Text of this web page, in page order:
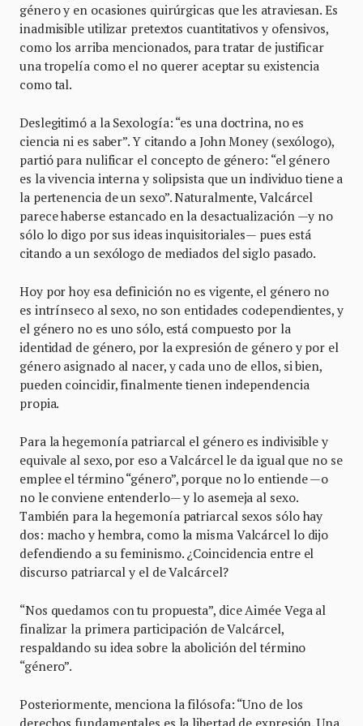
género y en ocasiones quirúrgicas que les atraviesan. Es
inadmisible utilizar pretextos cuantitativos y ofensivos,
como los arriba mencionados, para tratar de justificar
una tropelía como el no querer aceptar su existencia
como tal.
Deslegitimó a la Sexología: “es una doctrina, no es
ciencia ni es saber”. Y citando a John Money (sexólogo),
partió para nulificar el concepto de género: “el género
es la vivencia interna y solipsista que un individuo tiene a
la pertenencia de un sexo”. Naturalmente, Valcárcel
parece haberse estancado en la desactualización —y no
sólo lo digo por sus ideas inquisitoriales— pues está
citando a un sexólogo de mediados del siglo pasado.
Hoy por hoy esa definición no es vigente, el género no
es intrínseco al sexo, no son entidades codependientes, y
el género no es uno sólo, está compuesto por la
identidad de género, por la expresión de género y por el
género asignado al nacer, y cada uno de ellos, si bien,
pueden coincidir, finalmente tienen independencia
propia.
Para la hegemonía patriarcal el género es indivisible y
equivale al sexo, por eso a Valcárcel le da igual que no se
emplee el término “género”, porque no lo entiende —o
no le conviene entenderlo— y lo asemeja al sexo.
También para la hegemonía patriarcal sexos sólo hay
dos: macho y hembra, como la misma Valcárcel lo dijo
defendiendo a su feminismo. ¿Coincidencia entre el
discurso patriarcal y el de Valcárcel?
“Nos quedamos con tu propuesta”, dice Aimée Vega al
finalizar la primera participación de Valcárcel,
respaldando su idea sobre la abolición del término
“género”.
Posteriormente, menciona la filósofa: “Uno de los
derechos fundamentales es la libertad de expresión. Una